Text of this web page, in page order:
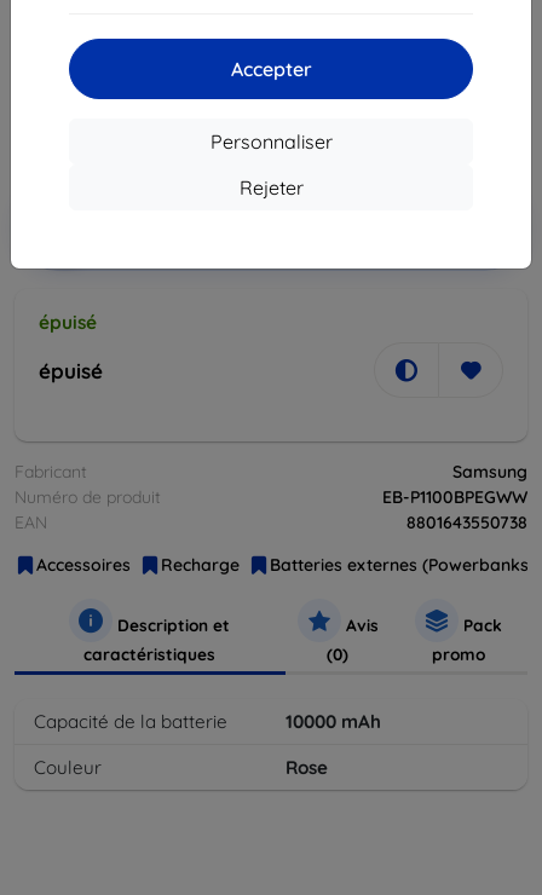
Accepter
Personnaliser
Rejeter
P1100BPEGWW)
27,90 €
25,12 €
épuisé
épuisé
Fabricant
Samsung
Numéro de produit
EB-P1100BPEGWW
EAN
8801643550738
Accessoires
Recharge Batteries externes (Powerbanks)
Description et
caractéristiques
Avis
(0)
Pack
promo
Capacité de la batterie 10000 mAh
Couleur
Rose